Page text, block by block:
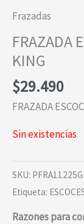
Frazadas
FRAZADA
KING
$29.490
FRAZADA
Sin existencias
SKU:
Etiqueta:
Razones para